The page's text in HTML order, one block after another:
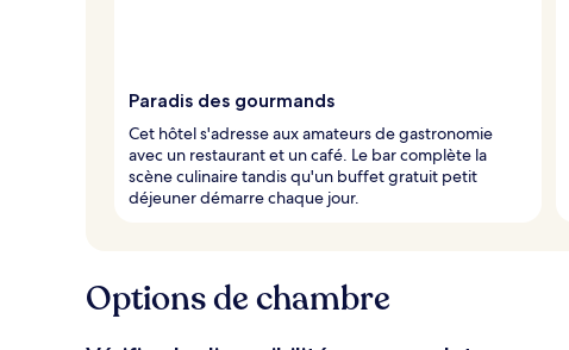
Paradis des gourmands
Cet hôtel s'adresse aux amateurs de gastronomie
avec un restaurant et un café. Le bar complète la
scène culinaire tandis qu'un buffet gratuit petit
déjeuner démarre chaque jour.
Options de chambre